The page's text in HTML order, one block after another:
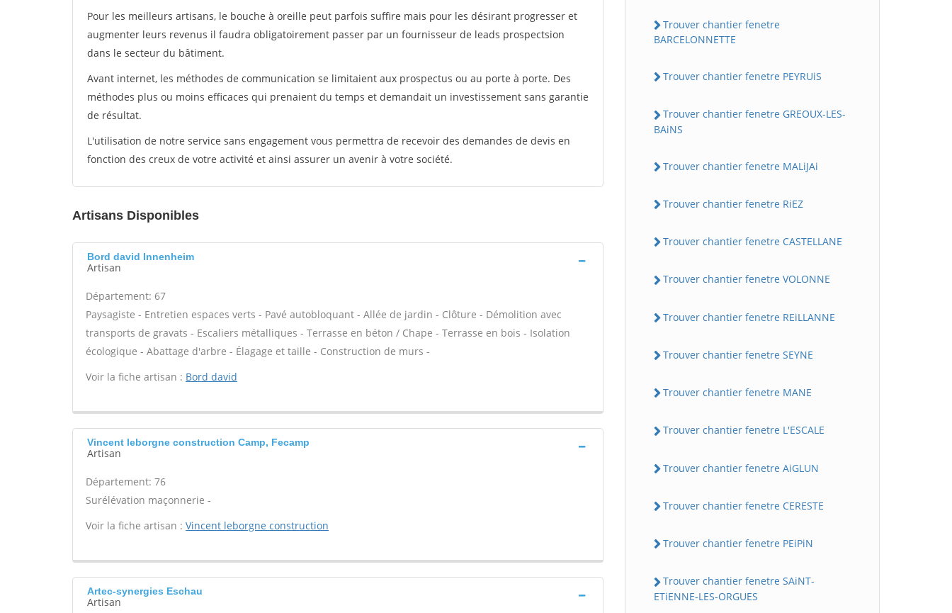
Pour les meilleurs artisans, le bouche à oreille peut parfois suffire mais pour les désirant progresser et
augmenter leurs revenus il faudra obligatoirement passer par un fournisseur de leads prospectsion
dans le secteur du bâtiment.
Avant internet, les méthodes de communication se limitaient aux prospectus ou au porte à porte. Des
méthodes plus ou moins efficaces qui prenaient du temps et demandait un investissement sans garantie
de résultat.
L'utilisation de notre service sans engagement vous permettra de recevoir des demandes de devis en
fonction des creux de votre activité et ainsi assurer un avenir à votre société.
Artisans Disponibles
Bord david Innenheim
Artisan
Département: 67
Paysagiste - Entretien espaces verts - Pavé autobloquant - Allée de jardin - Clôture - Démolition avec
transports de gravats - Escaliers métalliques - Terrasse en béton / Chape - Terrasse en bois - Isolation
écologique - Abattage d'arbre - Élagage et taille - Construction de murs -
Voir la fiche artisan : Bord david
Vincent leborgne construction Camp, Fecamp
Artisan
Département: 76
Surélévation maçonnerie -
Voir la fiche artisan : Vincent leborgne construction
Artec-synergies Eschau
Artisan
Trouver chantier fenetre
BARCELONNETTE
Trouver chantier fenetre PEYRUiS
Trouver chantier fenetre GREOUX-LES-
BAiNS
Trouver chantier fenetre MALiJAi
Trouver chantier fenetre RiEZ
Trouver chantier fenetre CASTELLANE
Trouver chantier fenetre VOLONNE
Trouver chantier fenetre REiLLANNE
Trouver chantier fenetre SEYNE
Trouver chantier fenetre MANE
Trouver chantier fenetre L'ESCALE
Trouver chantier fenetre AiGLUN
Trouver chantier fenetre CERESTE
Trouver chantier fenetre PEiPiN
Trouver chantier fenetre SAiNT-
ETiENNE-LES-ORGUES